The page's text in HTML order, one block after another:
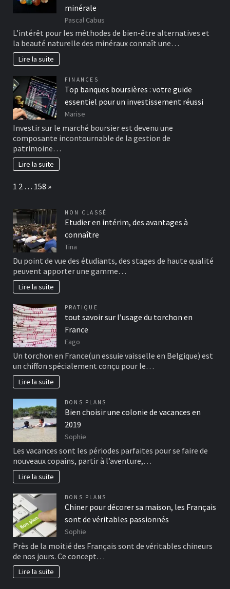
minérale
Pascal Cabus
L’intérêt pour les méthodes de bien-être alternatives et
la beauté naturelle des minéraux connaît une…
Lire la suite
FINANCES
Top banques boursières : votre guide
essentiel pour un investissement réussi
Marise
Investir sur le marché boursier est devenu une
composante incontournable de la gestion de
patrimoine…
Lire la suite
Page:
1 2 … 158 Next
»
NON CLASSÉ
Etudier en intérim, des avantages à
connaître
Tina
Du point de vue des étudiants, des stages de haute qualité
peuvent apporter une gamme…
Lire la suite
PRATIQUE
tout savoir sur l’usage du torchon en
France
Eago
Un torchon en France(un essuie vaisselle en Belgique) est
un chiffon spécialement conçu pour le…
Lire la suite
BONS PLANS
Bien choisir une colonie de vacances en
2019
Sophie
Les vacances sont les périodes parfaites pour se faire de
nouveaux copains, partir à l’aventure,…
Lire la suite
BONS PLANS
Chiner pour décorer sa maison, les Français
sont de véritables passionnés
Sophie
Près de la moitié des Français sont de véritables chineurs
de nos jours. Ce concept…
Lire la suite